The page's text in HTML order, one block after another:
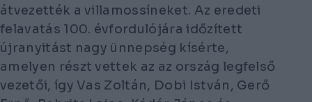
átvezették a villamossíneket. Az eredeti
felavatás 100. évfordulójára időzített
újranyitást nagy ünnepség kísérte,
amelyen részt vettek az az ország legfelső
vezetői, így Vas Zoltán, Dobi István, Gerő